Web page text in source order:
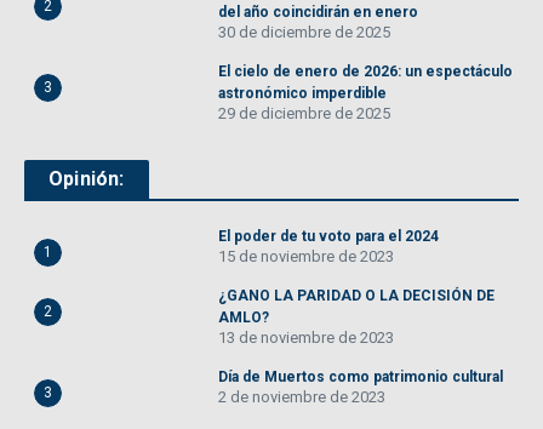
2 del año coincidirán en enero
30 de diciembre de 2025
3
El cielo de enero de 2026: un espectáculo
astronómico imperdible
29 de diciembre de 2025
Opinión:
1
El poder de tu voto para el 2024
15 de noviembre de 2023
2
¿GANO LA PARIDAD O LA DECISIÓN DE
AMLO?
13 de noviembre de 2023
3
Día de Muertos como patrimonio cultural
2 de noviembre de 2023